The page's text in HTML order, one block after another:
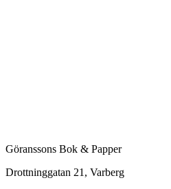
Göranssons Bok & Papper
Drottninggatan 21 , Varberg